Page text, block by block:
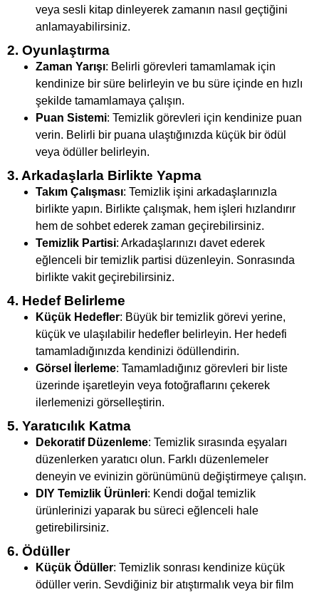
veya sesli kitap dinleyerek zamanın nasıl geçtiğini
anlamayabilirsiniz.
2. Oyunlaştırma
Zaman Yarışı: Belirli görevleri tamamlamak için
kendinize bir süre belirleyin ve bu süre içinde en hızlı
şekilde tamamlamaya çalışın.
Puan Sistemi: Temizlik görevleri için kendinize puan
verin. Belirli bir puana ulaştığınızda küçük bir ödül
veya ödüller belirleyin.
3. Arkadaşlarla Birlikte Yapma
Takım Çalışması: Temizlik işini arkadaşlarınızla
birlikte yapın. Birlikte çalışmak, hem işleri hızlandırır
hem de sohbet ederek zaman geçirebilirsiniz.
Temizlik Partisi: Arkadaşlarınızı davet ederek
eğlenceli bir temizlik partisi düzenleyin. Sonrasında
birlikte vakit geçirebilirsiniz.
4. Hedef Belirleme
Küçük Hedefler: Büyük bir temizlik görevi yerine,
küçük ve ulaşılabilir hedefler belirleyin. Her hedefi
tamamladığınızda kendinizi ödüllendirin.
Görsel İlerleme: Tamamladığınız görevleri bir liste
üzerinde işaretleyin veya fotoğraflarını çekerek
ilerlemenizi görselleştirin.
5. Yaratıcılık Katma
Dekoratif Düzenleme: Temizlik sırasında eşyaları
düzenlerken yaratıcı olun. Farklı düzenlemeler
deneyin ve evinizin görünümünü değiştirmeye çalışın.
DIY Temizlik Ürünleri: Kendi doğal temizlik
ürünlerinizi yaparak bu süreci eğlenceli hale
getirebilirsiniz.
6. Ödüller
Küçük Ödüller: Temizlik sonrası kendinize küçük
ödüller verin. Sevdiğiniz bir atıştırmalık veya bir film